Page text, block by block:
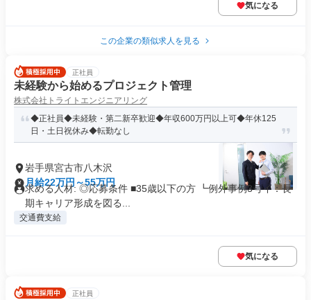
気になる
この企業の類似求人を見る
正社員
未経験から始めるプロジェクト管理
株式会社トライトエンジニアリング
◆正社員◆未経験・第二新卒歓迎◆年収600万円以上可◆年休125
日・土日祝休み◆転勤なし
岩手県宮古市八木沢
月給22万円～55万円
求める人材: ◎応募条件 ■35歳以下の方 ┗例外事例3号イ：長
期キャリア形成を図る...
交通費支給
気になる
正社員